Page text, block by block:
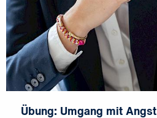
Übung: Umgang mit Angst